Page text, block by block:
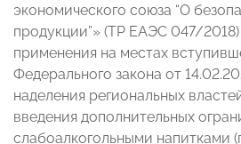
экономического союза “О
продукции”» (ТР ЕАЭС 047/2018)
применения на местах
Федерального закона от
наделения региональных
введения дополнительных
слабоалкогольными напитками